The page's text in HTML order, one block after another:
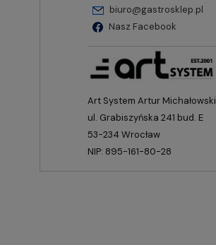
biuro@gastrosklep.pl
Nasz Facebook
Art System Artur Michałowski
ul. Grabiszyńska 241 bud. E
53-234 Wrocław
NIP: 895-161-80-28